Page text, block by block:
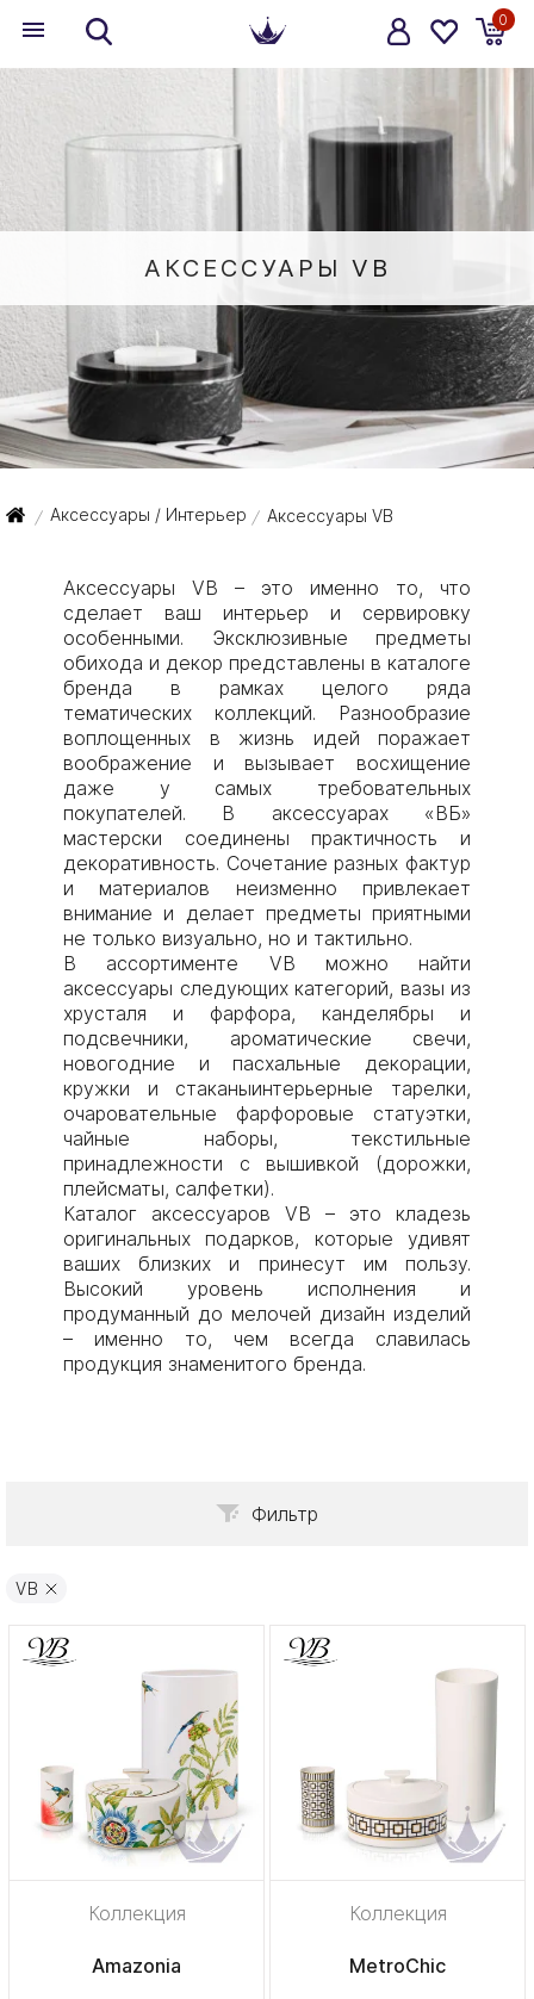
0
АКСЕССУАРЫ VB
/ Аксессуары / Интерьер / Аксессуары VB
Аксессуары VB – это именно то, что
сделает ваш интерьер и сервировку
особенными. Эксклюзивные предметы
обихода и декор представлены в каталоге
бренда в рамках целого ряда
тематических коллекций. Разнообразие
воплощенных в жизнь идей поражает
воображение и вызывает восхищение
даже у самых требовательных
покупателей. В аксессуарах «ВБ»
мастерски соединены практичность и
декоративность. Сочетание разных фактур
и материалов неизменно привлекает
внимание и делает предметы приятными
не только визуально, но и тактильно.
В ассортименте VB можно найти
аксессуары следующих категорий, вазы из
хрусталя и фарфора, канделябры и
подсвечники, ароматические свечи,
новогодние и пасхальные декорации,
кружки и стаканыинтерьерные тарелки,
очаровательные фарфоровые статуэтки,
чайные наборы, текстильные
принадлежности с вышивкой (дорожки,
плейсматы, салфетки).
Каталог аксессуаров VB – это кладезь
оригинальных подарков, которые удивят
ваших близких и принесут им пользу.
Высокий уровень исполнения и
продуманный до мелочей дизайн изделий
– именно то, чем всегда славилась
продукция знаменитого бренда.
Фильтр
VB
Коллекция
Amazonia
Коллекция
MetroChic